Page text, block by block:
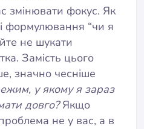
змінювати фокус. Як
формулювання “чи я
не шукати
Замість цього
значно чесніше
у якому я зараз
довго?Якщо
не у вас, а в